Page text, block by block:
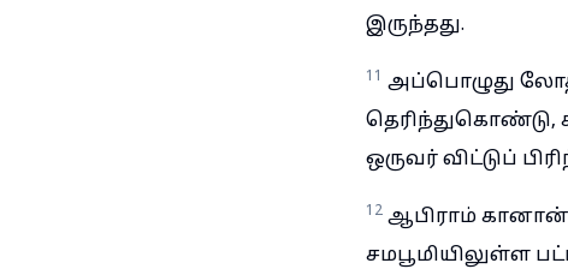
இருந்தது.
11 அப்பொழுது
தெரிந்துகொண்டு,
ஒருவர் விட்டுப்
12 ஆபிராம் கானான்
சமபூமியிலுள்ள